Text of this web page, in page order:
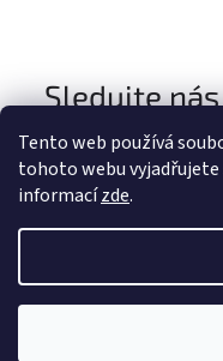
Tento web používá
tohoto webu vyjadřujete
informacízde.
Sledujte